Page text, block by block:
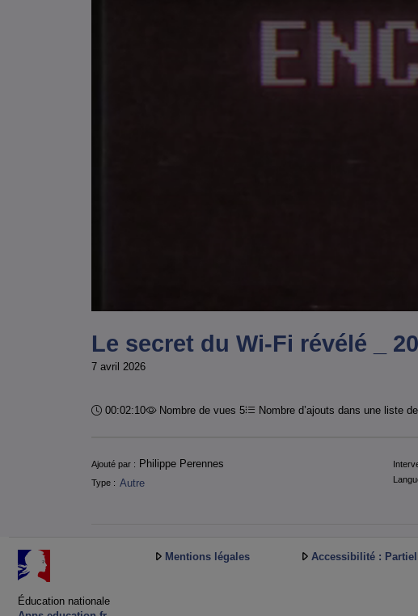
Le secret du Wi-Fi révélé _
7 avril 2026
Durée :
00:02:10 Nombre de vues 5 Nombre d’ajouts dans une liste
Informations
Ajouté par : Philippe Perennes
Type : Autre
Éducation nationale
Mentions légales Accessibilité :